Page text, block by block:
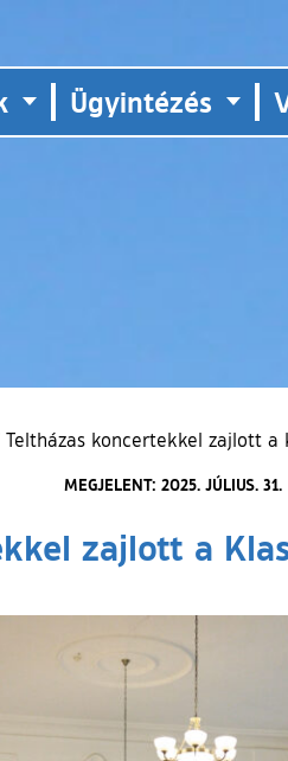
Ügyintézés
Teltházas koncertekkel zajlott a
MEGJELENT: 2025. JÚLIUS. 31.
zajlott a